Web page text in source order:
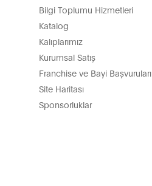
Bilgi Toplumu Hizmetleri
Katalog
Kalıplarımız
Kurumsal Satış
Franchise ve Bayi Başvuruları
Site Haritası
Sponsorluklar